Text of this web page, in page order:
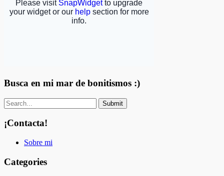
Busca en mi mar de bonitismos :)
¡Contacta!
Sobre mi
Categories